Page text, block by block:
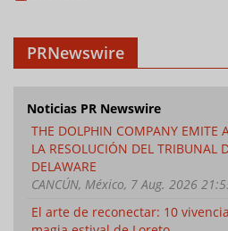
PRNewswire
Noticias PR Newswire
THE DOLPHIN COMPANY EMITE
LA RESOLUCIÓN DEL TRIBUNAL
DELAWARE
CANCÚN, México, 7 Aug. 2026
El arte de reconectar: 10